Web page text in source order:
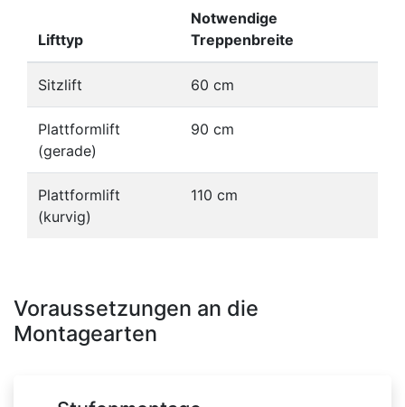
Lifttyp
Notwendige
Treppenbreite
Sitzlift 60 cm
Plattformlift
(gerade)
90 cm
Plattformlift
(kurvig)
110 cm
Voraussetzungen an die
Montagearten